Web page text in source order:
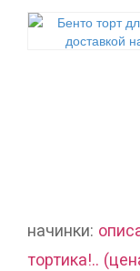
начинки:
тортика!..